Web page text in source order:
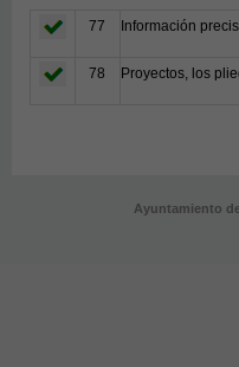
77 Información
78 Proyectos, los
Ayuntamiento